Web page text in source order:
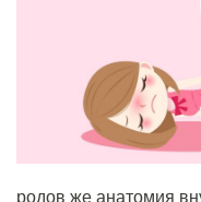
родов же анатомия